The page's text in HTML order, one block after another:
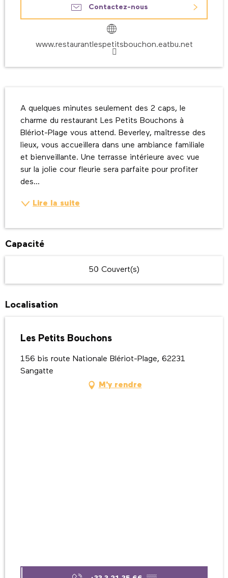
Contactez-nous
www.restaurantlespetitsbouchon.eatbu.net
A quelques minutes seulement des 2 caps, le
charme du restaurant Les Petits Bouchons à
Blériot-Plage vous attend. Beverley, maîtresse des
lieux, vous accueillera dans une ambiance familiale
et bienveillante. Une terrasse intérieure avec vue
sur la jolie cour fleurie sera parfaite pour profiter
des...
Lire la suite
Capacité
50 Couvert(s)
Localisation
Les Petits Bouchons
156 bis route Nationale Blériot-Plage, 62231
Sangatte
M'y rendre